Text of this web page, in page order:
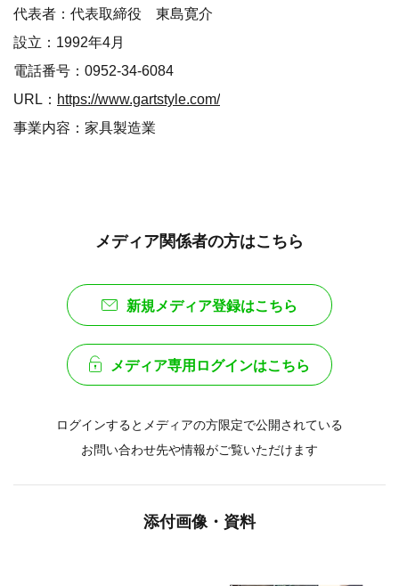
代表者：代表取締役 東島寛介
設立：1992年4月
電話番号：0952-34-6084
URL： https://www.gartstyle.com/
事業内容：家具製造業
メディア関係者の方はこちら
新規メディア登録はこちら
メディア専用ログインはこちら
ログインするとメディアの方限定で公開されている
お問い合わせ先や情報がご覧いただけます
添付画像・資料